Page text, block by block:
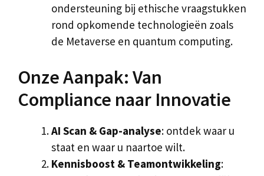
ondersteuning bij ethische vraagstukken
rond opkomende technologieën zoals
de Metaverse en quantum computing.
Onze Aanpak: Van
Compliance naar Innovatie
AI Scan & Gap-analyse: ontdek waar u
staat en waar u naartoe wilt.
Kennisboost & Teamontwikkeling: